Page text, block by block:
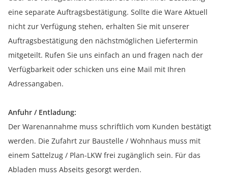
eine separate Auftragsbestätigung. Sollte die Ware Aktuell
nicht zur Verfügung stehen, erhalten Sie mit unserer
Auftragsbestätigung den nächstmöglichen Liefertermin
mitgeteilt. Rufen Sie uns einfach an und fragen nach der
Verfügbarkeit oder schicken uns eine Mail mit Ihren
Adressangaben.
Anfuhr / Entladung:
Der Warenannahme muss schriftlich vom Kunden bestätigt
werden. Die Zufahrt zur Baustelle / Wohnhaus muss mit
einem Sattelzug / Plan-LKW frei zugänglich sein. Für das
Abladen muss Abseits gesorgt werden.